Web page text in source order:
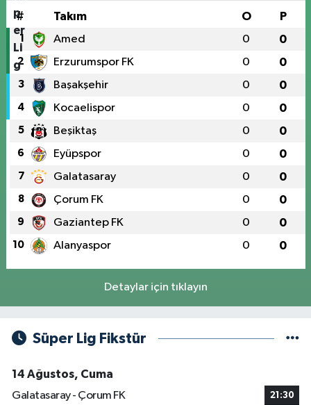
# Takım O P
1 Amed 0 0
2 Erzurumspor FK 0 0
3 Başakşehir 0 0
4 Kocaelispor 0 0
5 Beşiktaş 0 0
6 Eyüpspor 0 0
7 Galatasaray 0 0
8 Çorum FK 0 0
9 Gaziantep FK 0 0
10 Alanyaspor 0 0
Detaylar için tıklayın
Süper Lig Fikstür
14 Ağustos, Cuma
Galatasaray - Çorum FK
21:30